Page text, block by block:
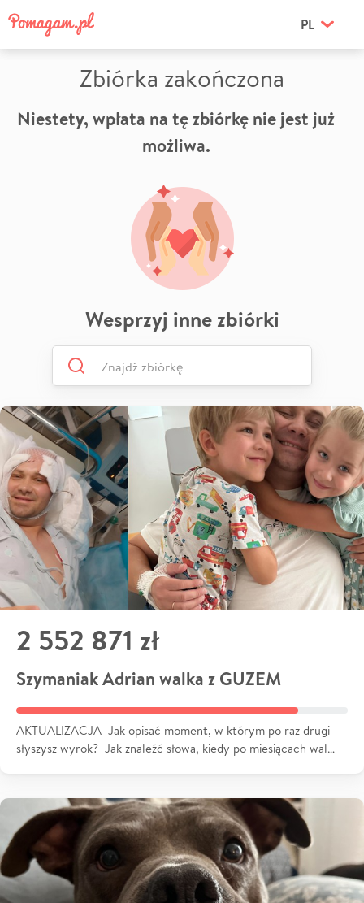
PL
Zbiórka zakończona
Niestety, wpłata na tę zbiórkę nie jest już
możliwa.
Wesprzyj inne zbiórki
2 552 871 zł
Szymaniak Adrian walka z GUZEM
AKTUALIZACJA Jak opisać moment, w którym po raz drugi
słyszysz wyrok? Jak znaleźć słowa, kiedy po miesiącach wal…